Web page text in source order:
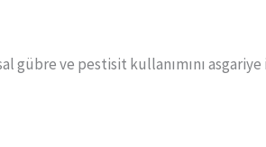
gübre ve pestisit kullanımını